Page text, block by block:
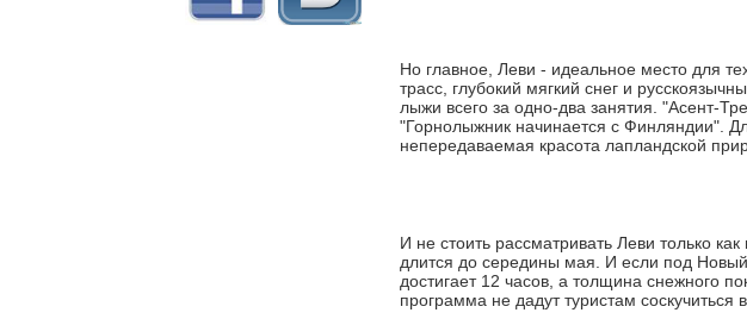
Но главное, Леви - идеальное место для
трасс, глубокий мягкий снег и
лыжи всего за одно-два занятия. "Асент-
"Горнолыжник начинается с Финляндии".
непередаваемая красота лапландской
И не стоить рассматривать Леви только
длится до середины мая. И если под Новый
достигает 12 часов, а толщина снежного
программа не дадут туристам соскучиться